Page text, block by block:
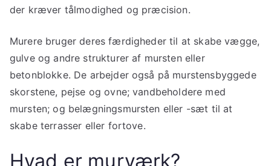
der kræver tålmodighed og præcision.
Murere bruger deres færdigheder til at skabe vægge,
gulve og andre strukturer af mursten eller
betonblokke. De arbejder også på murstensbyggede
skorstene, pejse og ovne; vandbeholdere med
mursten; og belægningsmursten eller -sæt til at
skabe terrasser eller fortove.
Hvad er murværk?